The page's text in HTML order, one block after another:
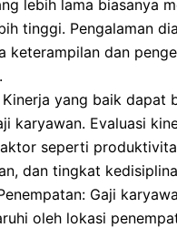
lebih lama biasanya
tinggi. Pengalaman
keterampilan dan
Kinerja yang baik dapat
karyawan. Evaluasi
seperti
dan tingkat
Gaji
oleh lokasi